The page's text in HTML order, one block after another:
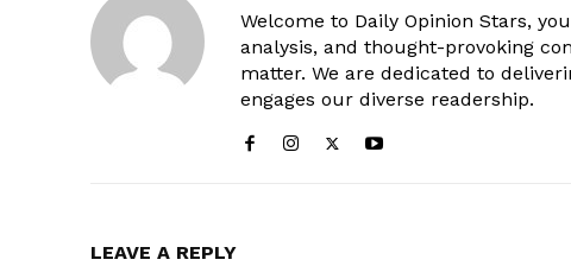
Welcome to Daily Opinion Stars,
analysis, and thought-provoking
matter. We are dedicated to
engages our diverse readership.
LEAVE A REPLY